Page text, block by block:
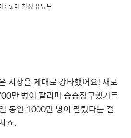
: 롯데 칠성 유튜브
시장을 제대로 강타했어요! 새로
만 병이 팔리며 승승장구했거든
동안 1000만 병이 팔렸다는 걸
죠.